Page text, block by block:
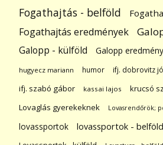
Fogathajtás - belföld
Fogathajtás eredmények
Galopp - külföld Galopp
hugyecz mariann humor ifj. dobrovitz
ifj. szabó gábor kassai lajos krucsó
Lovaglás gyerekeknek Lovasrendőrök;
lovassportok lovassportok - belföld